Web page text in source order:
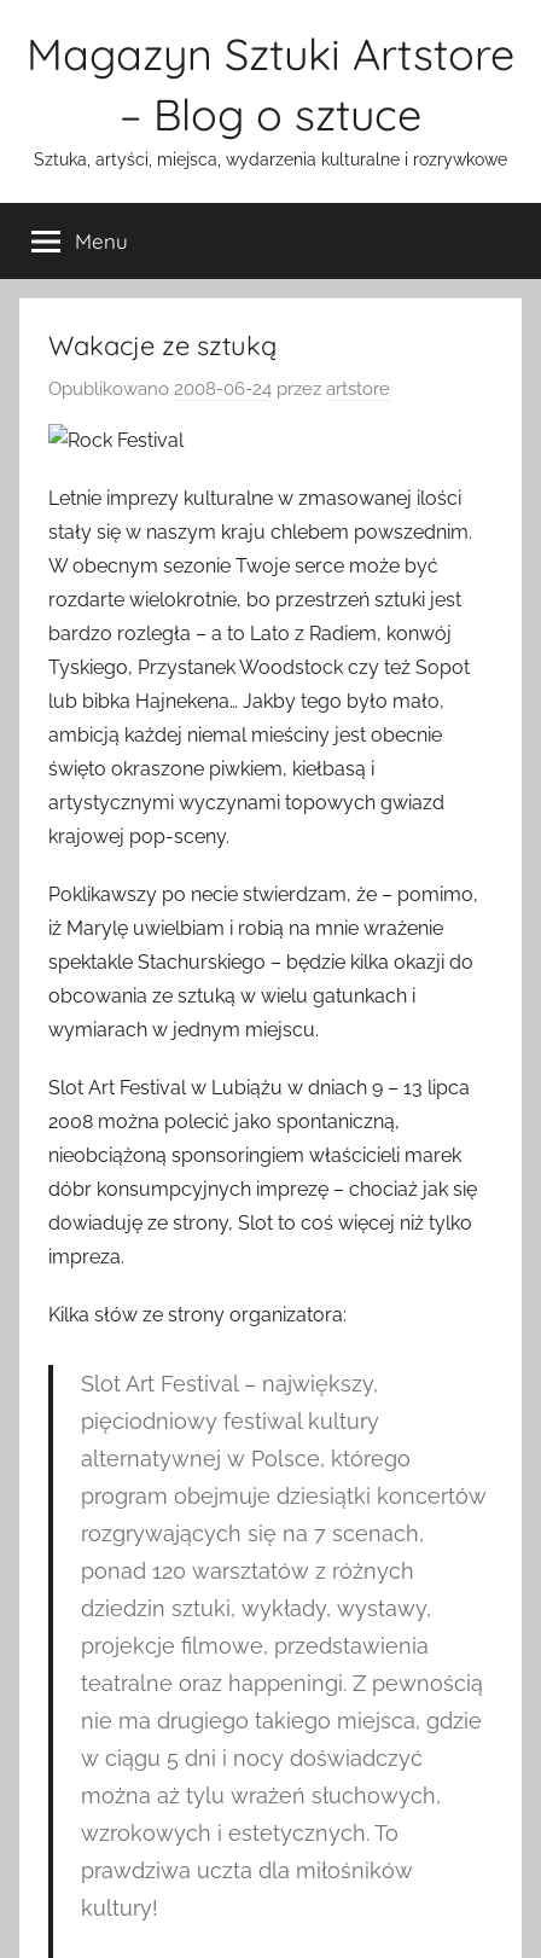
Magazyn Sztuki Artstore
– Blog o sztuce
Sztuka, artyści, miejsca, wydarzenia kulturalne i rozrywkowe
Menu
Wakacje ze sztuką
Opublikowano 2008-06-24 przez artstore
Letnie imprezy kulturalne w zmasowanej ilości
stały się w naszym kraju chlebem powszednim.
W obecnym sezonie Twoje serce może być
rozdarte wielokrotnie, bo przestrzeń sztuki jest
bardzo rozległa – a to Lato z Radiem, konwój
Tyskiego, Przystanek Woodstock czy też Sopot
lub bibka Hajnekena… Jakby tego było mało,
ambicją każdej niemal mieściny jest obecnie
święto okraszone piwkiem, kiełbasą i
artystycznymi wyczynami topowych gwiazd
krajowej pop-sceny.
Poklikawszy po necie stwierdzam, że – pomimo,
iż Marylę uwielbiam i robią na mnie wrażenie
spektakle Stachurskiego – będzie kilka okazji do
obcowania ze sztuką w wielu gatunkach i
wymiarach w jednym miejscu.
Slot Art Festival w Lubiążu w dniach 9 – 13 lipca
2008 można polecić jako spontaniczną,
nieobciążoną sponsoringiem właścicieli marek
dóbr konsumpcyjnych imprezę – chociaż jak się
dowiaduję ze strony, Slot to coś więcej niż tylko
impreza.
Kilka słów ze strony organizatora:
Slot Art Festival – największy,
pięciodniowy festiwal kultury
alternatywnej w Polsce, którego
program obejmuje dziesiątki koncertów
rozgrywających się na 7 scenach,
ponad 120 warsztatów z różnych
dziedzin sztuki, wykłady, wystawy,
projekcje filmowe, przedstawienia
teatralne oraz happeningi. Z pewnością
nie ma drugiego takiego miejsca, gdzie
w ciągu 5 dni i nocy doświadczyć
można aż tylu wrażeń słuchowych,
wzrokowych i estetycznych. To
prawdziwa uczta dla miłośników
kultury!